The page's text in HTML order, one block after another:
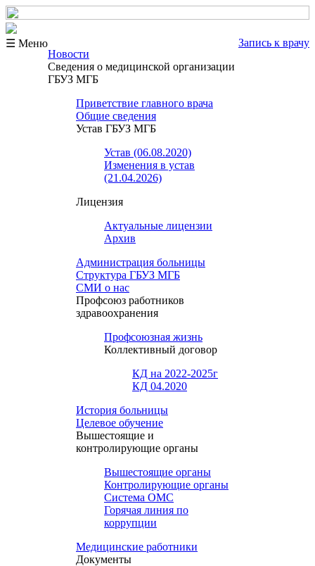
☰ Меню
Запись к врачу
Новости
Сведения о медицинской организации
ГБУЗ МГБ
Приветствие главного врача
Общие сведения
Устав ГБУЗ МГБ
Устав (06.08.2020)
Изменения в устав
(21.04.2026)
Лицензия
Актуальные лицензии
Архив
Администрация больницы
Структура ГБУЗ МГБ
СМИ о нас
Профсоюз работников
здравоохранения
Профсоюзная жизнь
Коллективный договор
КД на 2022-2025г
КД 04.2020
История больницы
Целевое обучение
Вышестоящие и
контролирующие органы
Вышестоящие органы
Контролирующие органы
Система ОМС
Горячая линия по
коррупции
Медицинские работники
Документы